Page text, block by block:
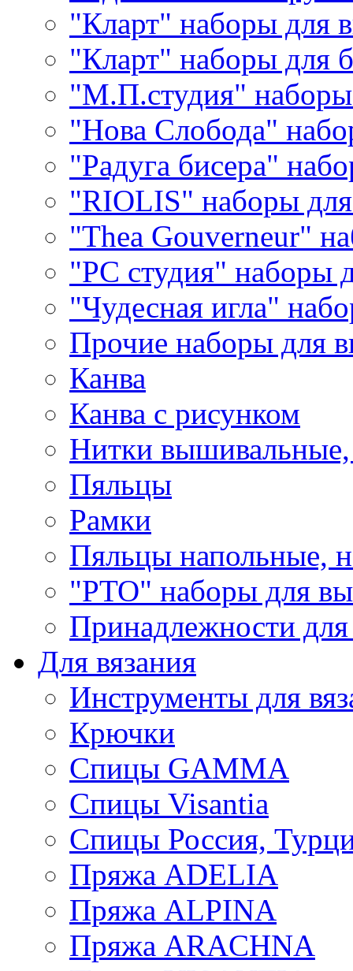
"Кларт" наборы для
"Кларт" наборы для
"М.П.студия"
"Нова Слобода"
"Радуга бисера"
"RIOLIS" наборы
"Thea Gouverneur"
"РС студия" наборы
"Чудесная игла"
Прочие наборы для
Канва
Канва с рисунком
Нитки
Пяльцы
Рамки
Пяльцы напольные,
"РТО" наборы для
Принадлежности
Для вязания
Инструменты для
Крючки
Спицы GAMMA
Спицы Visantia
Спицы Россия,
Пряжа ADELIA
Пряжа ALPINA
Пряжа ARACHNA